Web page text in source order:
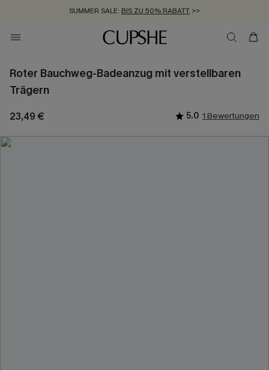
SUMMER SALE: BIS ZU 50% RABATT >>
ZUM NEWSLETTER:BIS ZU -20% EXTRA ERHALTEN
KOSTENLOSER VERSAND AB 89 €
Roter Bauchweg-Badeanzug mit verstellbaren
Trägern
23,49 € 5.0 1 Bewertungen